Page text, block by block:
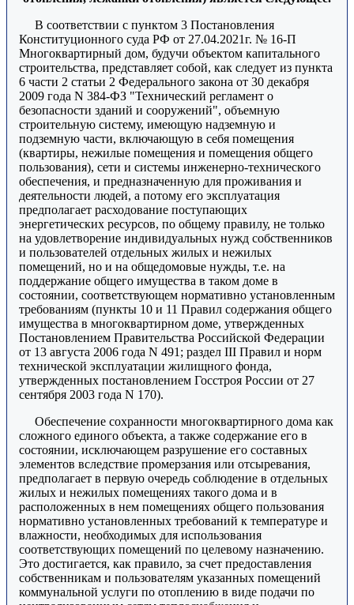
В соответствии с пунктом 3 Постановления
Конституционного суда РФ от 27.04.2021г. № 16-П
Многоквартирный дом, будучи объектом капитального
строительства, представляет собой, как следует из пункта
6 части 2 статьи 2 Федерального закона от 30 декабря
2009 года N 384-ФЗ "Технический регламент о
безопасности зданий и сооружений", объемную
строительную систему, имеющую надземную и
подземную части, включающую в себя помещения
(квартиры, нежилые помещения и помещения общего
пользования), сети и системы инженерно-технического
обеспечения, и предназначенную для проживания и
деятельности людей, а потому его эксплуатация
предполагает расходование поступающих
энергетических ресурсов, по общему правилу, не только
на удовлетворение индивидуальных нужд собственников
и пользователей отдельных жилых и нежилых
помещений, но и на общедомовые нужды, т.е. на
поддержание общего имущества в таком доме в
состоянии, соответствующем нормативно установленным
требованиям (пункты 10 и 11 Правил содержания общего
имущества в многоквартирном доме, утвержденных
Постановлением Правительства Российской Федерации
от 13 августа 2006 года N 491; раздел III Правил и норм
технической эксплуатации жилищного фонда,
утвержденных постановлением Госстроя России от 27
сентября 2003 года N 170).
Обеспечение сохранности многоквартирного дома как
сложного единого объекта, а также содержание его в
состоянии, исключающем разрушение его составных
элементов вследствие промерзания или отсыревания,
предполагает в первую очередь соблюдение в отдельных
жилых и нежилых помещениях такого дома и в
расположенных в нем помещениях общего пользования
нормативно установленных требований к температуре и
влажности, необходимых для использования
соответствующих помещений по целевому назначению.
Это достигается, как правило, за счет предоставления
собственникам и пользователям указанных помещений
коммунальной услуги по отоплению в виде подачи по